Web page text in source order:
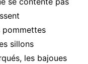
pommettes
sillons
les bajoues